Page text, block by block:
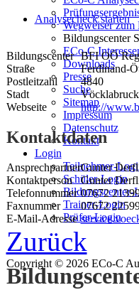
Wegweiser zum
Bildungscenter
ECo-C
Downloads
Presse
Suche
Sitemap
Impressum
Datenschutz
Kontakt
Login
Teilnehmer-
Schüler-Login
Bildungscenter-
Trainer-Login
Prüfer-Login
Analysecheck starten
Bildungscenter BFI OÖ
Straße
Ferdinand-
Postleitzahl
4840
Stadt
Vöcklabruck
Webseite
http://
Kontaktdaten
AnsprechpartnerGunter
Kontaktperson
Gunter
Telefonnummer 07672
Faxnummer
07672
E-Mail-Adresse
Zurück
Copyright © 2026 ECo-C